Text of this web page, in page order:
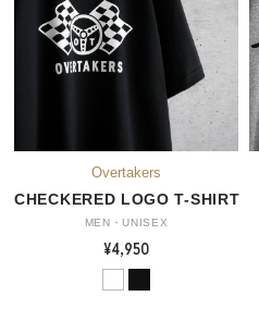
CHECKERED LOGO T-SHIRT
MEN・UNISEX
¥4,950